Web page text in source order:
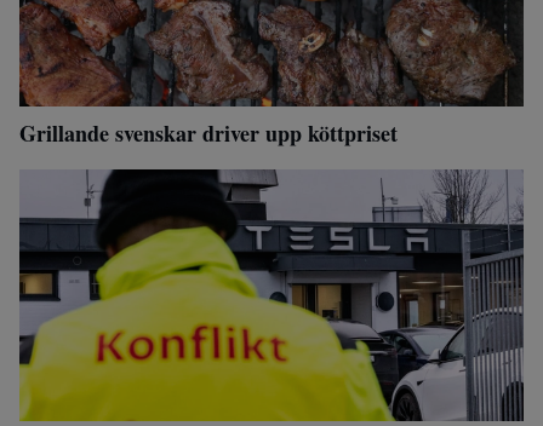
Grillande svenskar driver upp köttpriset